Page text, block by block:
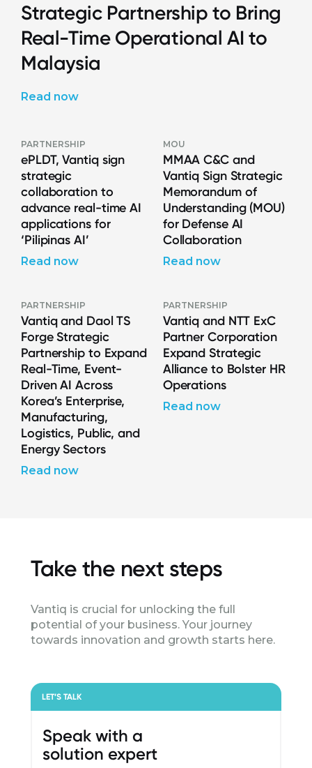
Strategic Partnership to Bring
Real-Time Operational AI to
Malaysia
Read now
PARTNERSHIP
ePLDT, Vantiq sign
strategic
collaboration to
advance real-time AI
applications for
‘Pilipinas AI’
Read now
MOU
MMAA C&C and
Vantiq Sign Strategic
Memorandum of
Understanding (MOU)
for Defense AI
Collaboration
Read now
PARTNERSHIP
Vantiq and Daol TS
Forge Strategic
Partnership to Expand
Real-Time, Event-
Driven AI Across
Korea’s Enterprise,
Manufacturing,
Logistics, Public, and
Energy Sectors
Read now
PARTNERSHIP
Vantiq and NTT ExC
Partner Corporation
Expand Strategic
Alliance to Bolster HR
Operations
Read now
Take the next steps
Vantiq is crucial for unlocking the full
potential of your business. Your journey
towards innovation and growth starts here.
LET’S TALK
Speak with a
solution expert